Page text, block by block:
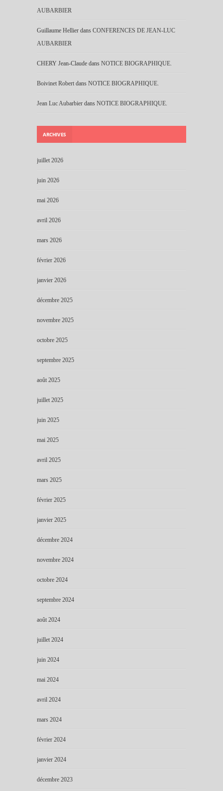
AUBARBIER
Guillaume Hellier dans CONFERENCES DE JEAN-LUC
AUBARBIER
CHERY Jean-Claude dans NOTICE BIOGRAPHIQUE.
Boivinet Robert dans NOTICE BIOGRAPHIQUE.
Jean Luc Aubarbier dans NOTICE BIOGRAPHIQUE.
ARCHIVES
juillet 2026
juin 2026
mai 2026
avril 2026
mars 2026
février 2026
janvier 2026
décembre 2025
novembre 2025
octobre 2025
septembre 2025
août 2025
juillet 2025
juin 2025
mai 2025
avril 2025
mars 2025
février 2025
janvier 2025
décembre 2024
novembre 2024
octobre 2024
septembre 2024
août 2024
juillet 2024
juin 2024
mai 2024
avril 2024
mars 2024
février 2024
janvier 2024
décembre 2023